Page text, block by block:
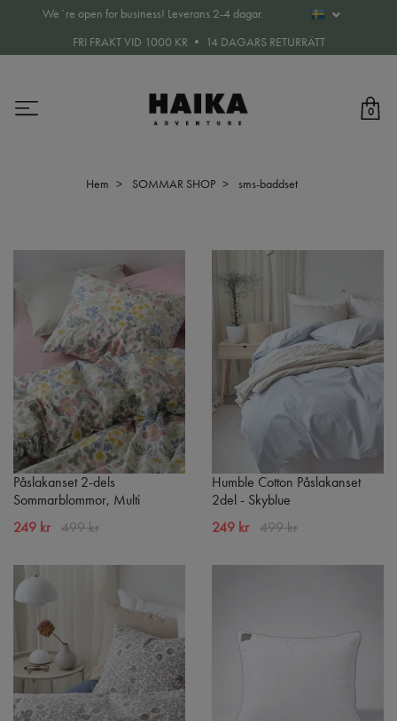
We´re open for business! Leverans 2-4 dagar.
FRI FRAKT VID 1000 KR • 14 DAGARS RETURRÄTT
0
Hem SOMMAR SHOP sms-baddset
Påslakanset 2-dels
Sommarblommor, Multi
249 kr 499 kr
Humble Cotton Påslakanset
2del - Skyblue
249 kr 499 kr